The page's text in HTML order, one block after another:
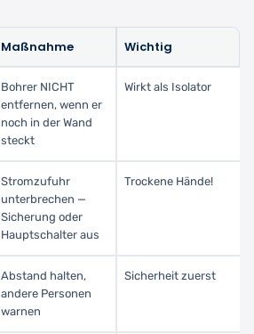
Maßnahme Wichtig
Bohrer NICHT
entfernen, wenn er
noch in der Wand
steckt
Wirkt als Isolator
Stromzufuhr
unterbrechen —
Sicherung oder
Hauptschalter aus
Trockene Hände!
Abstand halten,
andere Personen
warnen
Sicherheit zuerst